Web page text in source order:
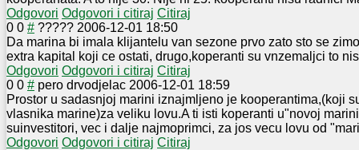
Odgovori Odgovori i citiraj Citiraj
0 0 # ????? 2006-12-01 18:50
Da marina bi imala klijantelu van sezone prvo zato sto se
extra kapital koji ce ostati, drugo,koperanti su vnzemaljci to
Odgovori Odgovori i citiraj Citiraj
0 0 # pero drvodjelac 2006-12-01 18:59
Prostor u sadasnjoj marini iznajmljeno je kooperantima,(koji
vlasnika marine)za veliku lovu.A ti isti koperanti u"novoj
suinvestitori, vec i dalje najmoprimci, za jos vecu lovu od
Odgovori Odgovori i citiraj Citiraj